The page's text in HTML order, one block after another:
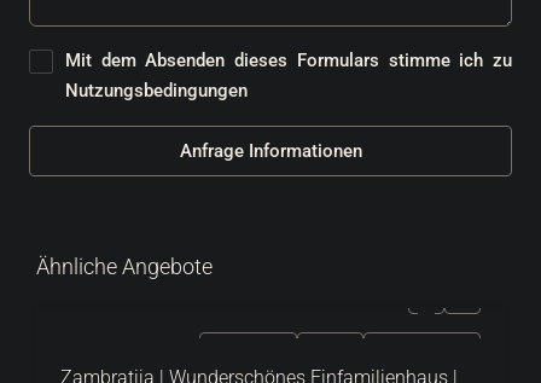
Mit dem Absenden dieses Formulars stimme ich zu
Nutzungsbedingungen
Anfrage Informationen
Ähnliche Angebote
Zambratija | Wunderschönes Einfamilienhaus |